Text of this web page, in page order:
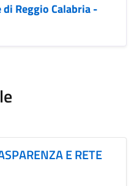
Reggio Calabria -
E RETE